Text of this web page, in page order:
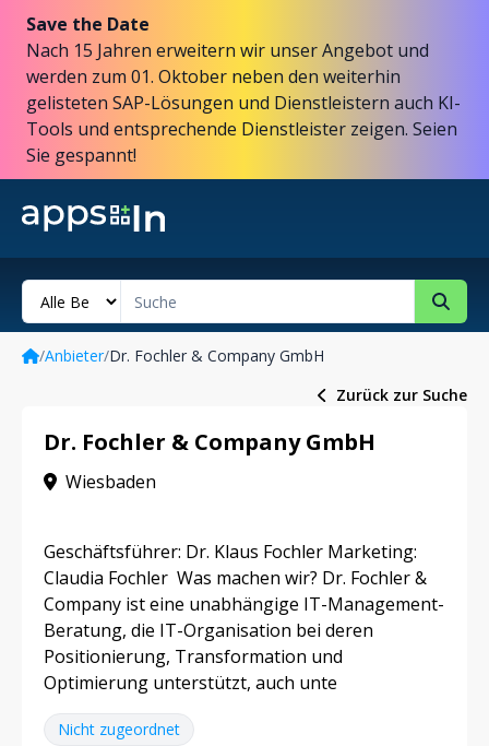
Save the Date
Nach 15 Jahren erweitern wir unser Angebot und
werden zum 01. Oktober neben den weiterhin
gelisteten SAP-Lösungen und Dienstleistern auch KI-
Tools und entsprechende Dienstleister zeigen. Seien
Sie gespannt!
/Anbieter/Dr. Fochler & Company GmbH
Zurück zur Suche
Dr. Fochler & Company GmbH
Wiesbaden
Geschäftsführer: Dr. Klaus Fochler Marketing:
Claudia Fochler Was machen wir? Dr. Fochler &
Company ist eine unabhängige IT-Management-
Beratung, die IT-Organisation bei deren
Positionierung, Transformation und
Optimierung unterstützt, auch unte
Nicht zugeordnet